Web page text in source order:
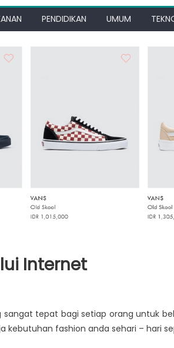
PENDIDIKAN UMUM
Internet
tepat bagi setiap orang untuk
kebutuhan fashion anda sehari – hari